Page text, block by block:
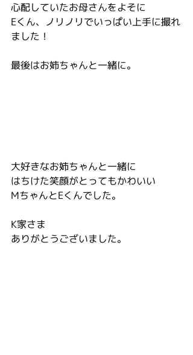
心配していたお母さんをよそに
Eくん、ノリノリでいっぱい上手に撮れ
ました！
最後はお姉ちゃんと一緒に。
大好きなお姉ちゃんと一緒に
はちけた笑顔がとってもかわいい
MちゃんとEくんでした。
K家さま
ありがとうございました。